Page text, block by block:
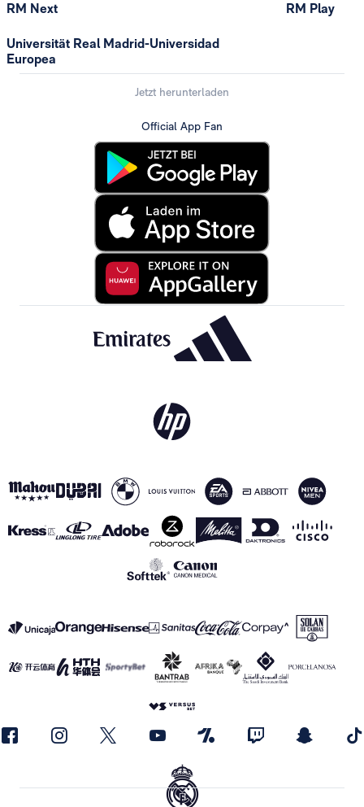
RM Next
Universität Real Madrid-Universidad
Europea
RM Play
Jetzt herunterladen
Official App Fan